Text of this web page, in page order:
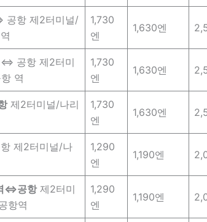
항 제2터미널/
1,730
엔
1,630엔
공항 제2터미
역
1,730
엔
1,630엔
제2터미널/나리
1,730
엔
1,630엔
제2터미널/나
1,290
엔
1,190엔
⇔공항제2터미
항역
1,290
엔
1,190엔